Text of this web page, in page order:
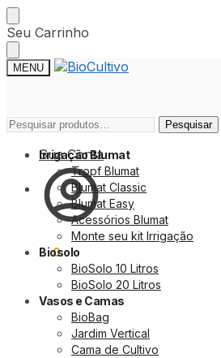
Skip
to
navigation
Skip
to
content
Seu Carrinho
MENU
Pesquisar
Pesquisar
Sua Conta
0,000
Pesquisar
Pesquisar
Irrigação Blumat
Tropf Blumat
Blumat Classic
Blumat Easy
Acessórios Blumat
Monte seu kit Irrigação
Biosolo
BioSolo 10 Litros
BioSolo 20 Litros
Vasos e Camas
BioBag
Jardim Vertical
Cama de Cultivo